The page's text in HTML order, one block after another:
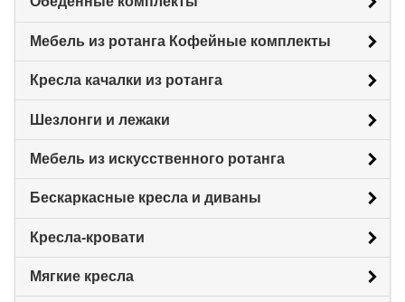
Мебель из ротанга Кофейные комплекты
Кресла качалки из ротанга
Шезлонги и лежаки
Мебель из искусственного ротанга
Бескаркасные кресла и диваны
Кресла-кровати
Мягкие кресла